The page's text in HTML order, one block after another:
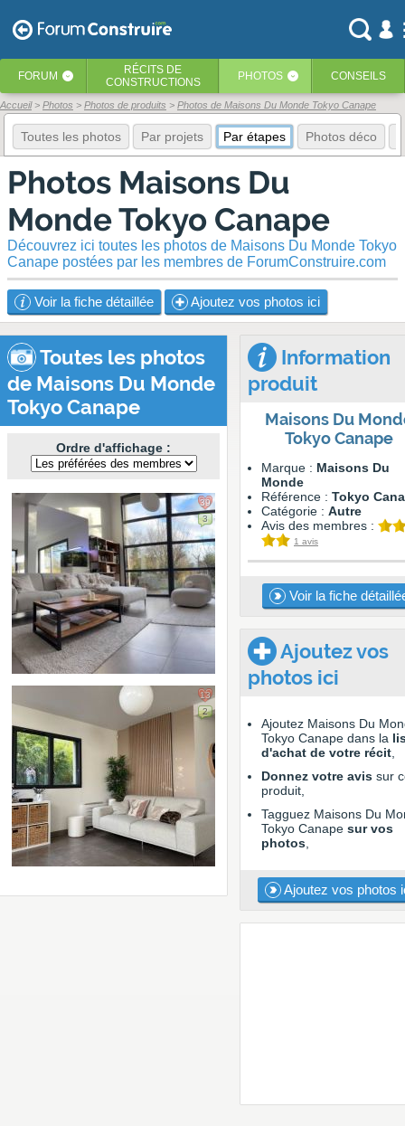
FORUM ‹ RÉCITS DE
CONSTRUCTIONS
PHOTOS ‹ CONSEILS
Accueil Photos Photos de produits Photos de Maisons Du Monde Tokyo Canape
Toutes les photos Par projets Par étapes Photos déco
Photos Maisons Du
Monde Tokyo Canape
Découvrez ici toutes les photos de Maisons Du Monde Tokyo
Canape postées par les membres de ForumConstruire.com
Voir la fiche détaillée Ajoutez vos photos ici
Toutes les photos
de Maisons Du Monde
Tokyo Canape
Ordre d'affichage :
39
3
13
2
Information
produit
Maisons Du
Tokyo Canape
Marque : Maisons Du
Monde
Référence : Tokyo
Catégorie : Autre
Avis des membres :
1 avis
Voir la fiche
Ajoutez vos
photos ici
Ajoutez Maisons Du
Tokyo Canape dans la
d'achat de votre récit,
Donnez votre avis sur
produit,
Tagguez Maisons Du
Tokyo Canape sur vos
photos,
Ajoutez vos photos